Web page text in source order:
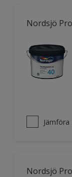
Nordsjö
Jämföra
Nordsjö